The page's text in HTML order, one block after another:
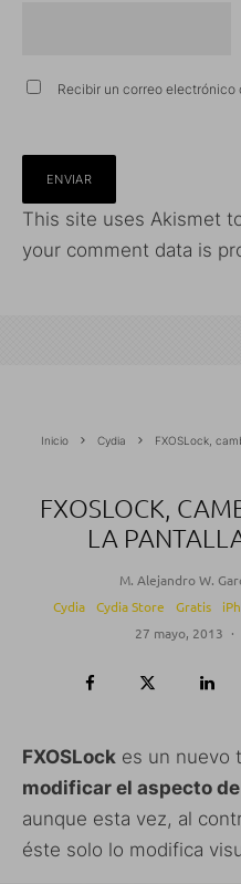
Recibir un correo
This site uses Akismet
your comment data is
Inicio Cydia FXOSLock,
FXOSLOCK,
LA
M. Alejandro W.
Cydia
Cydia Store Gratis
27 mayo, 2013 ·
FXOSLock es un nuevo
modificar el aspecto
aunque esta vez, al
éste solo lo modifica